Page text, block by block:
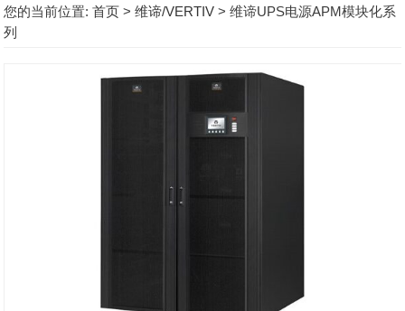
您的当前位置:首页 >维谛/VERTIV > 维谛UPS电源APM模块化系
列